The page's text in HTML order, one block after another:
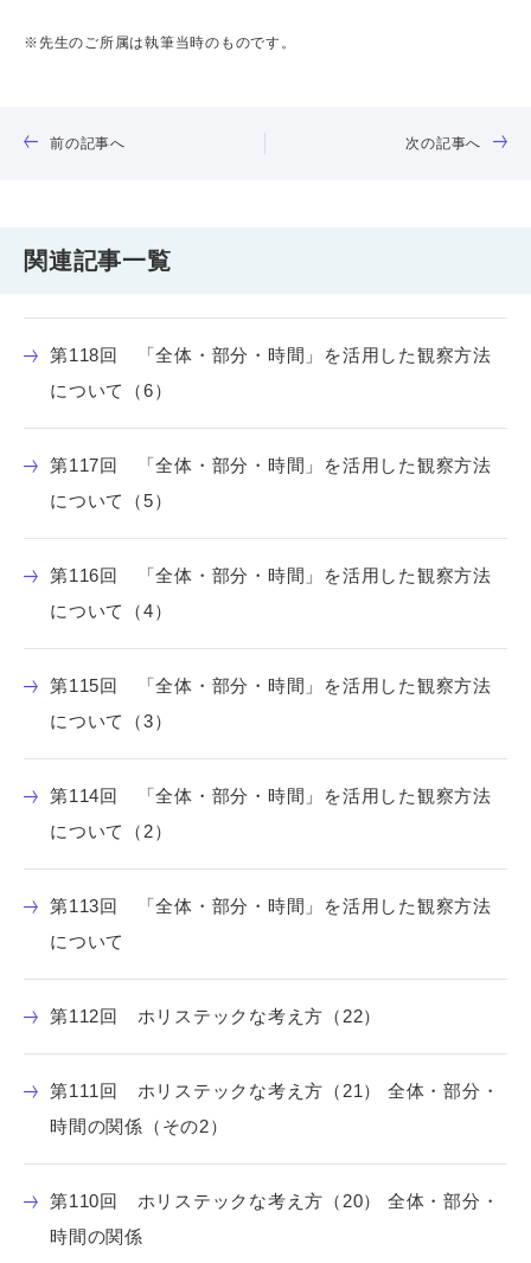
※先生のご所属は執筆当時のものです。
前の記事へ 次の記事へ
関連記事一覧
第118回 「全体・部分・時間」を活用した観察方法
について（6）
第117回 「全体・部分・時間」を活用した観察方法
について（5）
第116回 「全体・部分・時間」を活用した観察方法
について（4）
第115回 「全体・部分・時間」を活用した観察方法
について（3）
第114回 「全体・部分・時間」を活用した観察方法
について（2）
第113回 「全体・部分・時間」を活用した観察方法
について
第112回 ホリステックな考え方（22）
第111回 ホリステックな考え方（21） 全体・部分・
時間の関係（その2）
第110回 ホリステックな考え方（20） 全体・部分・
時間の関係